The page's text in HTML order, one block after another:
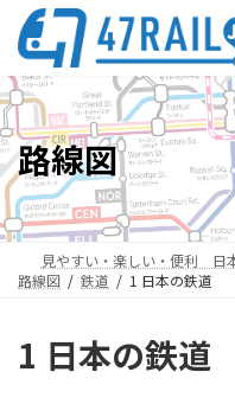
ン
ツ
へ
ス
キ
ッ
プ
ー
シ
ョ
ン
に
移
動
路線図
見やすい・楽しい・便利 日
路線図
鉄道 1 日本の鉄道
1 日本の鉄道